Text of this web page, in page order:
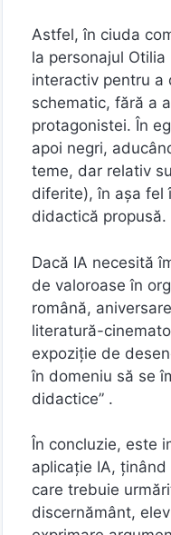
Astfel, în ciuda
la personajul
interactiv pentru a
schematic, fără a
protagonistei. În
apoi negri,
teme, dar relativ
diferite), în așa fel
didactică
Dacă IA necesită
de valoroase în
română,
literatură-
expoziție de
în domeniu să se
didactice” .
În concluzie, este
aplicație IA,
care trebuie
discernământ,